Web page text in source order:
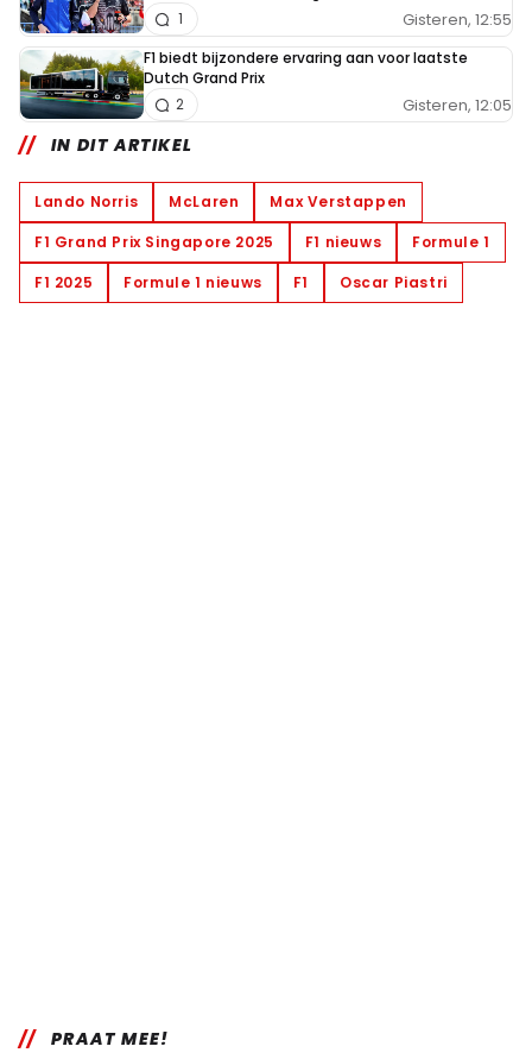
Gisteren, 12:55
1
F1 biedt bijzondere ervaring aan voor laatste
Dutch Grand Prix
Gisteren, 12:05
2
IN DIT ARTIKEL
Lando Norris McLaren
Max Verstappen
F1 Grand Prix Singapore 2025
F1 nieuws
Formule 1
F1 2025
Formule 1 nieuws F1 Oscar Piastri
PRAAT MEE!